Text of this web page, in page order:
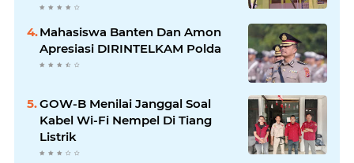
Mahasiswa Banten Dan Amon
Apresiasi DIRINTELKAM Polda
GOW-B Menilai Janggal Soal
Kabel Wi-Fi Nempel Di Tiang
Listrik